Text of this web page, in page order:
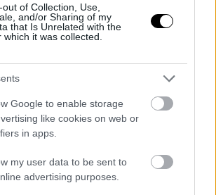
of Collection, Use,
and/or Sharing of my
that Is Unrelated with the
it was collected.
Google to enable storage
like cookies on web or
in apps.
my user data to be sent to
advertising purposes.
έναν απρόσμενο τρόπο